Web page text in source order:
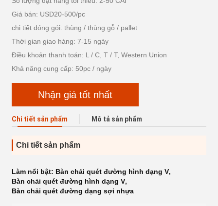
Giá bán: USD20-500/pc
chi tiết đóng gói: thùng / thùng gỗ / pallet
Thời gian giao hàng: 7-15 ngày
Điều khoản thanh toán: L / C, T / T, Western Union
Khả năng cung cấp: 50pc / ngày
Nhận giá tốt nhất
Chi tiết sản phẩm Mô tả sản phẩm
Chi tiết sản phẩm
Làm nổi bật: Bàn chải quét đường hình dạng V,
Bàn chải quét đường hình dạng V,
Bàn chải quét đường dạng sợi nhựa